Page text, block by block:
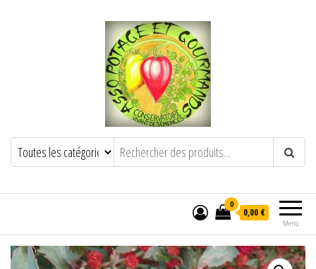
POTAGE ET GOURMANDSSemence paysanne naturelle
——————————————-
Menu
0
0,00 €